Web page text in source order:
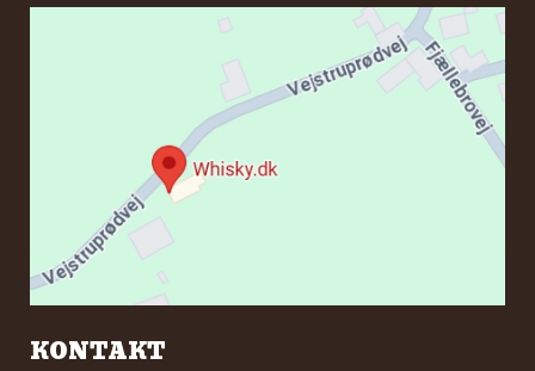
KONTAKT